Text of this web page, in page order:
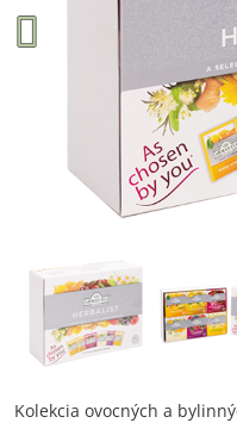
Kolekcia ovocných a